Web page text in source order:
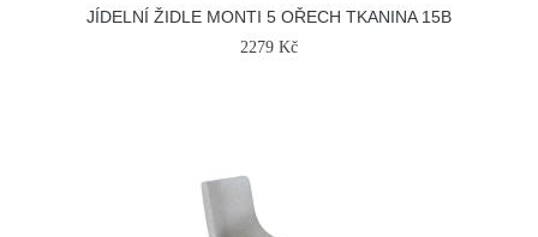
JÍDELNÍ ŽIDLE MONTI 5 OŘECH TKANINA 15B
2279 Kč